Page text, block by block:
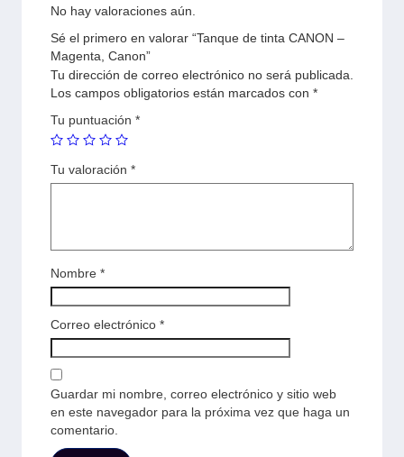
No hay valoraciones aún.
Sé el primero en valorar “Tanque de tinta CANON –
Magenta, Canon”
Tu dirección de correo electrónico no será publicada.
Los campos obligatorios están marcados con *
Tu puntuación *
Tu valoración *
Nombre *
Correo electrónico *
Guardar mi nombre, correo electrónico y sitio web
en este navegador para la próxima vez que haga un
comentario.